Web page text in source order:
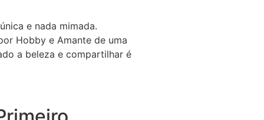
e nada mimada.
Hobby e Amante de uma
a beleza e compartilhar é